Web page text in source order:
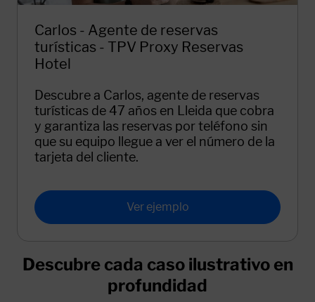
Carlos - Agente de reservas
turísticas - TPV Proxy Reservas
Hotel
Descubre a Carlos, agente de reservas
turísticas de 47 años en Lleida que cobra
y garantiza las reservas por teléfono sin
que su equipo llegue a ver el número de la
tarjeta del cliente.
Ver ejemplo
Descubre cada caso ilustrativo en
profundidad